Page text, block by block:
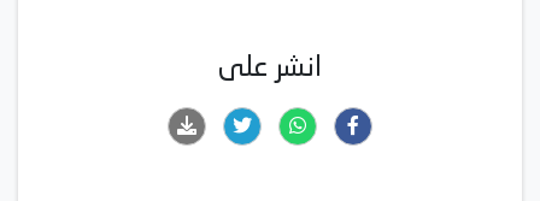
انشر على